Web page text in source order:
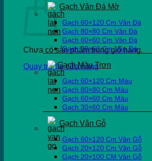
Chưa có sản phẩm trong giỏ hàng.
Quay trở lại cửa hàng
Gạch Vân Đá Mờ
Gạch 60×120 Cm Vân Đá
Gạch 80×80 Cm Vân Đá
Gạch 60×60 Cm Vân Đá
Gạch 30×60 Cm Vân Đá
Gạch Màu Trơn
Gạch 60×120 Cm Màu
Gạch 80×80 Cm Màu
Gạch 60×60 Cm Màu
Gạch 30×60 Cm Màu
Gạch Vân Gỗ
Gạch 60×120 Cm Vân Gỗ
Gạch 20×120 Cm Vân Gỗ
Gạch 20×100 CM Vân Gỗ